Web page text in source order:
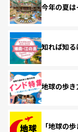
今年の夏は
知れば知
地球の歩
「地球の